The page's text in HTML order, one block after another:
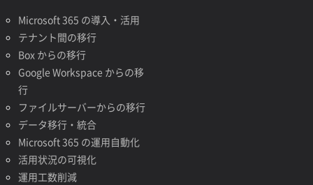
Microsoft 365 の導入・活用
テナント間の移行
Box からの移行
Google Workspace からの移
行
ファイルサーバーからの移行
データ移行・統合
Microsoft 365 の運用自動化
活用状況の可視化
運用工数削減